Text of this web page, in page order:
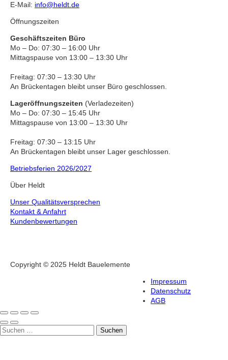
E-Mail: info@heldt.de
Öffnungszeiten
Geschäftszeiten Büro
Mo – Do: 07:30 – 16:00 Uhr
Mittagspause von 13:00 – 13:30 Uhr
Freitag: 07:30 – 13:30 Uhr
An Brückentagen bleibt unser Büro geschlossen.
Lageröffnungszeiten (Verladezeiten)
Mo – Do: 07:30 – 15:45 Uhr
Mittagspause von 13:00 – 13:30 Uhr
Freitag: 07:30 – 13:15 Uhr
An Brückentagen bleibt unser Lager geschlossen.
Betriebsferien 2026/2027
Über Heldt
Unser Qualitätsversprechen
Kontakt & Anfahrt
Kundenbewertungen
Copyright © 2025 Heldt Bauelemente
Impressum
Datenschutz
AGB
Suche
Suchen